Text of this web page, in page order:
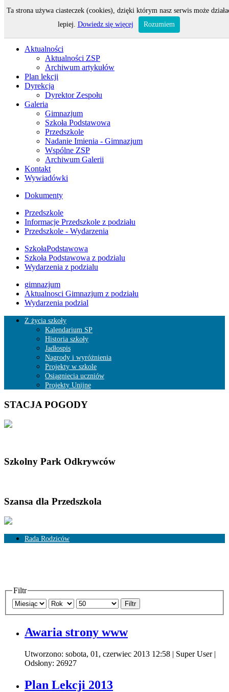
Odwiedza nas 19 gości oraz 0 użytkowników.
Aktualności
Aktualności ZSP
Archiwum artykułów
Plan lekcji
Dyrekcja
Dyrektor Zespołu
Galeria
Gimnazjum
Szkoła Podstawowa
Przedszkole
Nadanie Imienia - Gimnazjum
Wspólne ZSP
Archiwum Galerii
Kontakt
Wywiadówki
Dokumenty
Przedszkole
Informacje Przedszkole z podziału
Przedszkole - Wydarzenia
SzkołaPodstawowa
Szkoła Podstawowa z podzialu
Wydarzenia z podzialu
gimnazjum
Aktualnosci Gimnazjum z podziału
Wydarzenia podzial
Z życia szkoły
Kalendarium SP
Historia szkoły
Jadłospis
Nagrody i wyróżnienia
Projekty w szkole
Osiągniecia uczniów
Projekty Unijne
STACJA POGODY
Szkolny Park Odkrywców
Szansa dla Przedszkola
Rada Rodziców
Filtr
Filtr
Awaria strony www
Utworzono: sobota, 01, czerwiec 2013 12:58 | Super User|
Odsłony: 26927
Plan Lekcji 2013
Ta strona używa ciasteczek (cookies), dzięki którym nasz serwis może
lepiej. Dowiedz się więcej Rozumiem